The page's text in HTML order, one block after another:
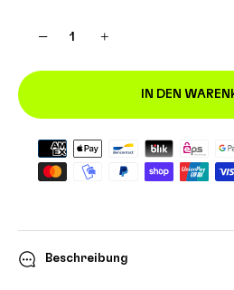
− +
IN DEN
Beschreibung